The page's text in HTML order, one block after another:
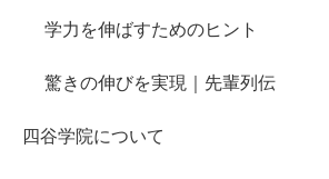
学力を伸ばすためのヒント
驚きの伸びを実現｜先輩列伝
四谷学院について